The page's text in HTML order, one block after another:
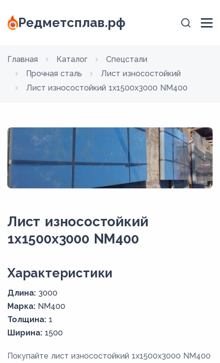
Редметсплав.рф
Главная Каталог
Спецстали
Прочная сталь
Лист износостойкий
Лист износостойкий 1x1500x3000 NM400
Лист износостойкий
1x1500x3000 NM400
Xарактеристики
Длина: 3000
Марка: NM400
Толщина: 1
Ширина: 1500
Покупайте лист износостойкий 1x1500x3000 NM400